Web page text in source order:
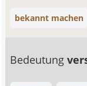
bekannt machen
Bedeutung